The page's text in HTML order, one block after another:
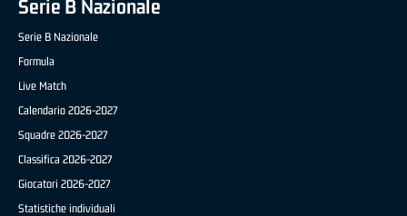
Serie B Nazionale
Serie B Nazionale
Formula
Live Match
Calendario 2026-2027
Squadre 2026-2027
Classifica 2026-2027
Giocatori 2026-2027
Statistiche individuali